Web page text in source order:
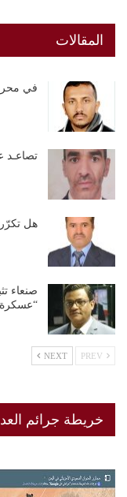
المقالات
في
تصاعـد
هل تكرّر
صنعاء
NEXT
خريطة جرائم